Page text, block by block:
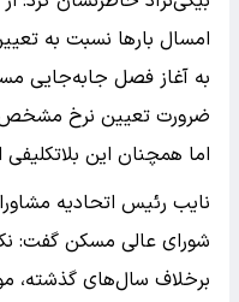
امسال بار‌ها نسبت به
به آغاز فصل جابه‌جایی
ضرورت تعیین نرخ
اما همچنان این بلاتکلیفی
نایب رئیس اتحادیه
شورای عالی مسکن گفت:
برخلاف سال‌های گذشته،